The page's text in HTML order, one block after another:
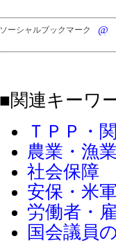
ソーシャルブックマーク
■関連キーワ
ＴＰＰ・
農業・漁
社会保障
安保・米
労働者・
国会議員